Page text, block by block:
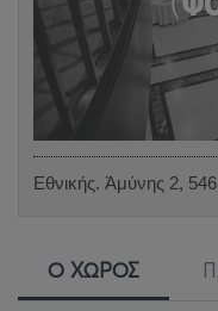
Εθνικής. Ἀμύνης 2,
Ο ΧΩΡΟΣ